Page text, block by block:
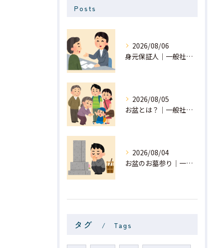
Posts
2026/08/06
身元保証人｜一般社団法人 星月
2026/08/05
お盆とは？｜一般社団法人 星月
2026/08/04
お盆のお墓参り｜一般社団法人 星月
タグ Tags